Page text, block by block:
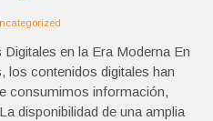
en la Era Moderna En
los contenidos digitales han
consumimos información,
disponibilidad de una amplia